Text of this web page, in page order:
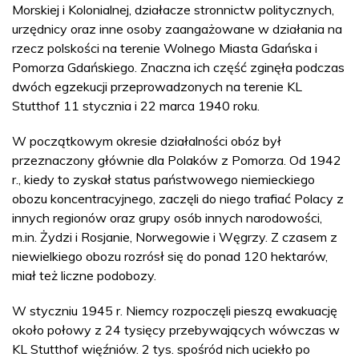
Morskiej i Kolonialnej, działacze stronnictw politycznych,
urzędnicy oraz inne osoby zaangażowane w działania na
rzecz polskości na terenie Wolnego Miasta Gdańska i
Pomorza Gdańskiego. Znaczna ich część zginęła podczas
dwóch egzekucji przeprowadzonych na terenie KL
Stutthof 11 stycznia i 22 marca 1940 roku.
W początkowym okresie działalności obóz był
przeznaczony głównie dla Polaków z Pomorza. Od 1942
r., kiedy to zyskał status państwowego niemieckiego
obozu koncentracyjnego, zaczęli do niego trafiać Polacy z
innych regionów oraz grupy osób innych narodowości,
m.in. Żydzi i Rosjanie, Norwegowie i Węgrzy. Z czasem z
niewielkiego obozu rozrósł się do ponad 120 hektarów,
miał też liczne podobozy.
W styczniu 1945 r. Niemcy rozpoczęli pieszą ewakuację
około połowy z 24 tysięcy przebywających wówczas w
KL Stutthof więźniów. 2 tys. spośród nich uciekło po